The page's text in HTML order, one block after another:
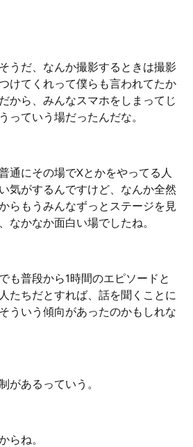
うだ、なんか撮影するときは撮影
けてくれって僕らも言われてたか
から、みんなスマホをしまってじ
っていう場だったんだな。
通にその場でXとかをやってる人
気がするんですけど、なんか全然
らもうみんなずっとステージを見
なかなか面白い場でしたね。
も普段から1時間のエピソードと
たちだとすれば、話を聞くことに
ういう傾向があったのかもしれな
があるっていう。
らね。